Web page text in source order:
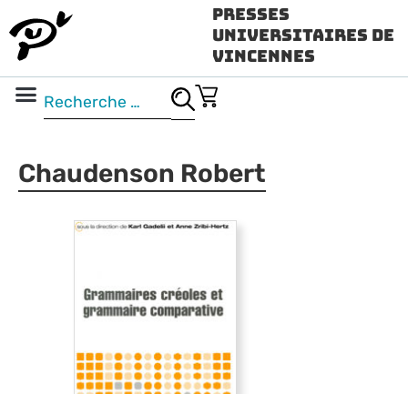
Presses
Universitaires de
Vincennes
Chaudenson Robert